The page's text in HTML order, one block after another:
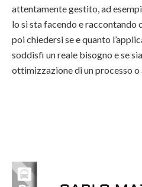
attentamente gestito, ad
lo si sta facendo e raccontando
poi chiedersi se e quanto
soddisfi un reale bisogno e se
ottimizzazione di un processo